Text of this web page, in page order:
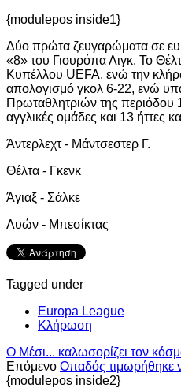
{modulepos inside1}
Δύο πρώτα ζευγαρώματα σε
«8» του Γιουρόπα Λιγκ. Το
Κυπέλλου UEFA. ενώ την
απολογισμό γκολ 6-22, ενώ
Πρωταθλητριών της περιόδου
αγγλικές ομάδες και 13 ήττες
Άντερλεχτ - Μάντσεστερ Γ.
Θέλτα - Γκενκ
Άγιαξ - Σάλκε
Λυών - Μπεσίκτας
Tagged under
Europa League
Κλήρωση
Ο Μέσι... καλωσορίζει τον
Επόμενο Οπαδός τιμωρήθηκε
{modulepos inside2}